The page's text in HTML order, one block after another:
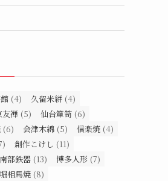
(4) 久留米絣 (4)
友禅 (5) 仙台箪笥 (6)
(6) 会津木綿 (5) 信楽焼 (4)
創作こけし (11)
南部鉄器 (13) 博多人形 (7)
相馬焼 (8)